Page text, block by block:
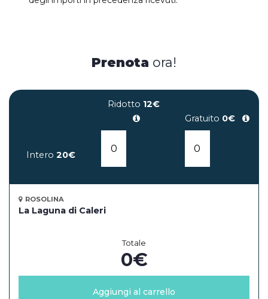
Prenota ora!
Intero 20€
Ridotto 12€
Gratuito 0€
ROSOLINA
La Laguna di Caleri
Totale
0€
Aggiungi al carrello